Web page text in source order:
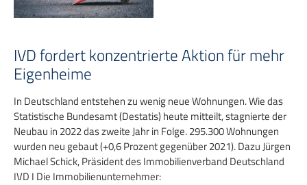
IVD fordert konzentrierte Aktion für mehr
Eigenheime
In Deutschland entstehen zu wenig neue Wohnungen. Wie das
Statistische Bundesamt (Destatis) heute mitteilt, stagnierte der
Neubau in 2022 das zweite Jahr in Folge. 295.300 Wohnungen
wurden neu gebaut (+0,6 Prozent gegenüber 2021). Dazu Jürgen
Michael Schick, Präsident des Immobilienverband Deutschland
IVD I Die Immobilienunternehmer: